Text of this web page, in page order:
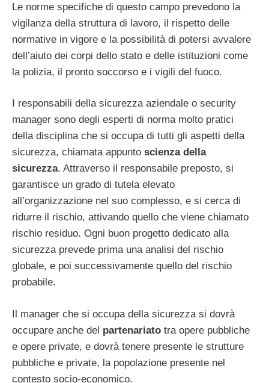
Le norme specifiche di questo campo prevedono la
vigilanza della struttura di lavoro, il rispetto delle
normative in vigore e la possibilità di potersi avvalere
dell’aiuto dei corpi dello stato e delle istituzioni come
la polizia, il pronto soccorso e i vigili del fuoco.
I responsabili della sicurezza aziendale o security
manager sono degli esperti di norma molto pratici
della disciplina che si occupa di tutti gli aspetti della
sicurezza, chiamata appunto scienza della
sicurezza. Attraverso il responsabile preposto, si
garantisce un grado di tutela elevato
all’organizzazione nel suo complesso, e si cerca di
ridurre il rischio, attivando quello che viene chiamato
rischio residuo. Ogni buon progetto dedicato alla
sicurezza prevede prima una analisi del rischio
globale, e poi successivamente quello del rischio
probabile.
Il manager che si occupa della sicurezza si dovrà
occupare anche del partenariato tra opere pubbliche
e opere private, e dovrà tenere presente le strutture
pubbliche e private, la popolazione presente nel
contesto socio-economico.